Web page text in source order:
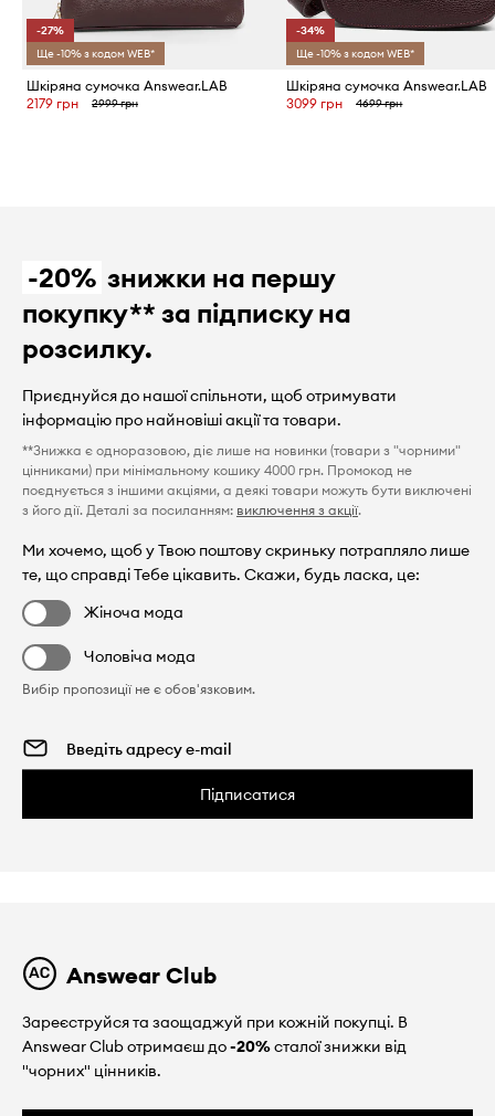
-27%
Ще -10% з кодом WEB*
Шкіряна сумочка Answear.LAB
2179 грн
2999 грн
-34%
Ще -10% з кодом WEB*
Шкіряна сумочка Answear.LAB
3099 грн
4699 грн
-20% знижки на першу
покупку** за підписку на
розсилку.
Приєднуйся до нашої спільноти, щоб отримувати
інформацію про найновіші акції та товари.
**Знижка є одноразовою, діє лише на новинки (товари з "чорними"
цінниками) при мінімальному кошику 4000 грн. Промокод не
поєднується з іншими акціями, а деякі товари можуть бути виключені
з його дії. Деталі за посиланням: виключення з акції.
Ми хочемо, щоб у Твою поштову скриньку потрапляло лише
те, що справді Тебе цікавить. Скажи, будь ласка, це:
Жіноча мода
Чоловіча мода
Вибір пропозиції не є обов'язковим.
Підписатися
Answear Club
Зареєструйся та заощаджуй при кожній покупці. В
Answear Club отримаєш до-20%сталої знижки від
"чорних" цінників.